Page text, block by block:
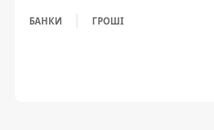
БАНКИ ГРОШІ